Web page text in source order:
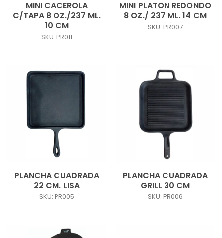
MINI CACEROLA
C/TAPA 8 OZ./237 ML.
10 CM
SKU: PR011
MINI PLATON REDONDO
8 OZ./ 237 ML. 14 CM
SKU: PR007
PLANCHA CUADRADA
22 CM. LISA
SKU: PR005
PLANCHA CUADRADA
GRILL 30 CM
SKU: PR006